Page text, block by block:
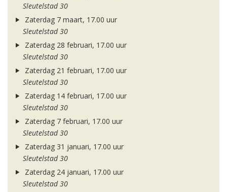
Sleutelstad 30
Zaterdag 7 maart, 17.00 uur
Sleutelstad 30
Zaterdag 28 februari, 17.00 uur
Sleutelstad 30
Zaterdag 21 februari, 17.00 uur
Sleutelstad 30
Zaterdag 14 februari, 17.00 uur
Sleutelstad 30
Zaterdag 7 februari, 17.00 uur
Sleutelstad 30
Zaterdag 31 januari, 17.00 uur
Sleutelstad 30
Zaterdag 24 januari, 17.00 uur
Sleutelstad 30